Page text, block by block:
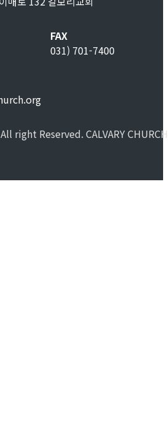
FAX
031) 701-7400
right Reserved. CALVARY CHURCH